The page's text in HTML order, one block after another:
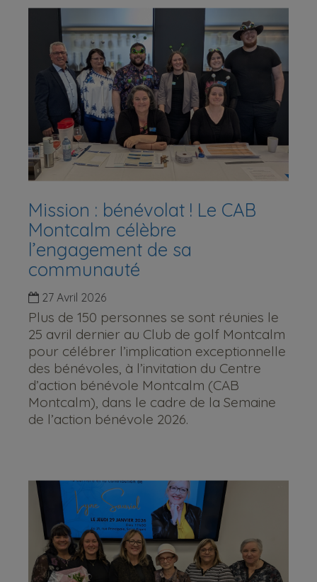
Mission : bénévolat ! Le CAB
Montcalm célèbre
l’engagement de sa
communauté
27 Avril 2026
Plus de 150 personnes se sont réunies le
25 avril dernier au Club de golf Montcalm
pour célébrer l’implication exceptionnelle
des bénévoles, à l’invitation du Centre
d’action bénévole Montcalm (CAB
Montcalm), dans le cadre de la Semaine
de l’action bénévole 2026.